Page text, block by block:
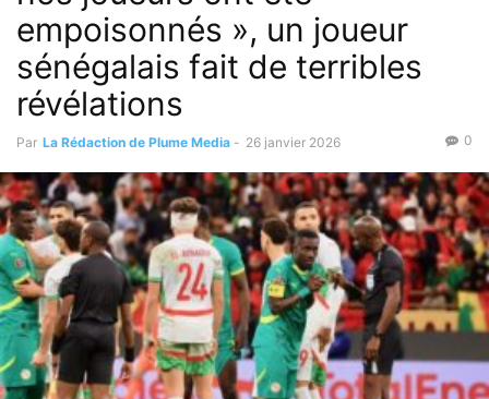
empoisonnés », un joueur
sénégalais fait de terribles
révélations
Par La Rédaction de Plume Media - 26 janvier 2026 0